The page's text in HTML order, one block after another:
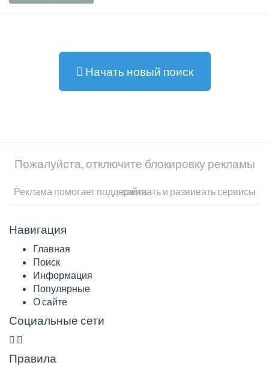
Начать новый поиск
Пожалуйста, отключите блокировку рекламы
Реклама помогает поддерживать и развивать сервисы сайта
Навигация
Главная
Поиск
Информация
Популярные
О сайте
Социальные сети
Правила